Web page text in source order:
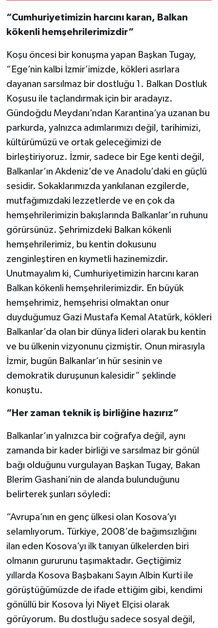
“Cumhuriyetimizin harcını karan, Balkan
kökenli hemşehrilerimizdir”
Koşu öncesi bir konuşma yapan Başkan Tugay,
“Ege’nin kalbi İzmir’imizde, kökleri asırlara
dayanan sarsılmaz bir dostluğu 1. Balkan Dostluk
Koşusu ile taçlandırmak için bir aradayız.
Gündoğdu Meydanı’ndan Karantina’ya uzanan bu
parkurda, yalnızca adımlarımızı değil, tarihimizi,
kültürümüzü ve ortak geleceğimizi de
birleştiriyoruz. İzmir, sadece bir Ege kenti değil,
Balkanlar’ın Akdeniz’de ve Anadolu’daki en güçlü
sesidir. Sokaklarımızda yankılanan ezgilerde,
mutfağımızdaki lezzetlerde ve en çok da
hemşehrilerimizin bakışlarında Balkanlar’ın ruhunu
görürsünüz. Şehrimizdeki Balkan kökenli
hemşehrilerimiz, bu kentin dokusunu
zenginleştiren en kıymetli hazinemizdir.
Unutmayalım ki, Cumhuriyetimizin harcını karan
Balkan kökenli hemşehrilerimizdir. En büyük
hemşehrimiz, hemşehrisi olmaktan onur
duyduğumuz Gazi Mustafa Kemal Atatürk, kökleri
Balkanlar’da olan bir dünya lideri olarak bu kentin
ve bu ülkenin vizyonunu çizmiştir. Onun mirasıyla
İzmir, bugün Balkanlar’ın hür sesinin ve
demokratik duruşunun kalesidir” şeklinde
konuştu.
“Her zaman teknik iş birliğine hazırız”
Balkanlar’ın yalnızca bir coğrafya değil, aynı
zamanda bir kader birliği ve sarsılmaz bir gönül
bağı olduğunu vurgulayan Başkan Tugay, Bakan
Blerim Gashani’nin de alanda bulunduğunu
belirterek şunları söyledi:
“Avrupa’nın en genç ülkesi olan Kosova’yı
selamlıyorum. Türkiye, 2008’de bağımsızlığını
ilan eden Kosova’yı ilk tanıyan ülkelerden biri
olmanın gururunu taşımaktadır. Geçtiğimiz
yıllarda Kosova Başbakanı Sayın Albin Kurti ile
görüştüğümüzde de ifade ettiğim gibi, kendimi
gönüllü bir Kosova İyi Niyet Elçisi olarak
görüyorum. Bu dostluğu sadece sosyal değil,